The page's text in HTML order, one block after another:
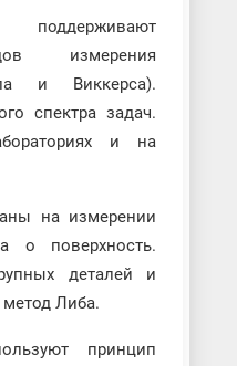
поддерживают
измерения
и Виккерса).
спектра задач.
и на
на измерении
о поверхность.
деталей и
Либа.
принцип